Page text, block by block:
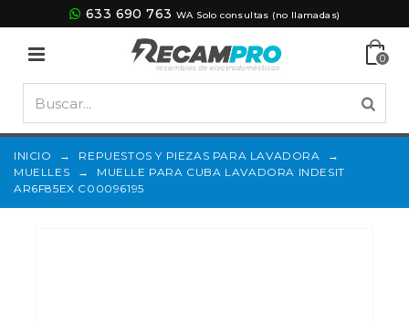
633 690 763 WA Solo consultas (no llamadas)
0
INICIO → REPUESTOS Y PIEZAS PARA LAVADORA
→
MUELLES
→
MUELLE PARA CUBA LAVADORA INDESIT
AR6F85EX C00096195